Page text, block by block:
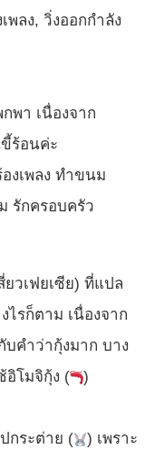
พลง, วิ่งออกกำลัง
พา เนื่องจาก
ร้อนค่ะ
งเพลง ทำขนม
รักครอบครัว
ยวเฟยเซีย) ที่แปล
ไรก็ตาม เนื่องจาก
บคำว่ากุ้งมาก บาง
อิโมจิกุ้ง (
)
กระต่าย (
) เพราะ